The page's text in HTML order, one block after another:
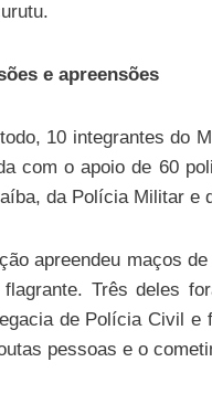
e apreensões
10 integrantes do
com o apoio de 60
da Polícia Militar e
apreendeu maços
flagrante. Três deles
de Polícia Civil e
pessoas e o